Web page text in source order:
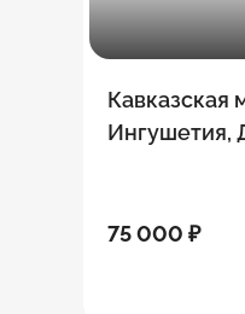
Кавказская
Ингушетия,
75 000 ₽